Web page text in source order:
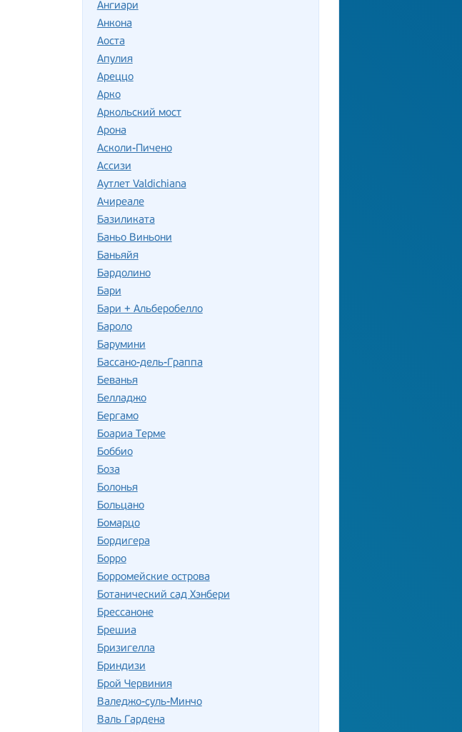
Ангиари
Анкона
Аоста
Апулия
Ареццо
Арко
Аркольский мост
Арона
Асколи-Пичено
Ассизи
Аутлет Valdichiana
Ачиреале
Базиликата
Баньо Виньони
Баньяйя
Бардолино
Бари
Бари + Альберобелло
Бароло
Барумини
Бассано-дель-Граппа
Беванья
Белладжо
Бергамо
Боариа Терме
Боббио
Боза
Болонья
Больцано
Бомарцо
Бордигера
Борро
Борромейские острова
Ботанический сад Хэнбери
Брессаноне
Брешиа
Бризигелла
Бриндизи
Брой Червиния
Валеджо-суль-Минчо
Валь Гардена